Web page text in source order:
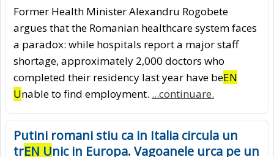
Former Health Minister Alexandru Rogobete
argues that the Romanian healthcare system faces
a paradox: while hospitals report a major staff
shortage, approximately 2,000 doctors who
completed their residency last year have beEN
Unable to find employment. ...continuare.
Putini romani stiu ca in Italia circula un
trEN Unic in Europa. Vagoanele urca pe un